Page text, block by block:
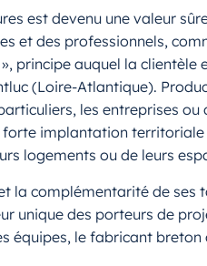
est devenu une valeur
et des professionnels,
principe auquel la
(Loire-Atlantique).
les entreprises
implantation
logements ou de leurs
la complémentarité de
unique des porteurs de
équipes, le fabricant